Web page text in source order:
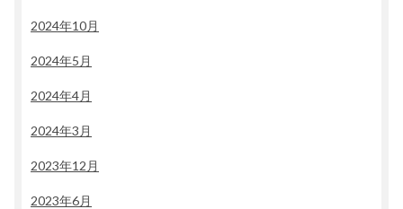
2024年10月
2024年5月
2024年4月
2024年3月
2023年12月
2023年6月